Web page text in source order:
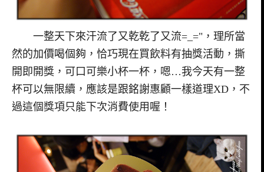
一整天下來汗流了又乾乾了又流=_="，理所當
然的加價喝個夠，恰巧現在買飲料有抽獎活動，撕
開即開獎，可口可樂小杯一杯，嗯…我今天有一整
杯可以無限續，應該是跟銘謝惠顧一樣道理XD，不
過這個獎項只能下次消費使用喔！